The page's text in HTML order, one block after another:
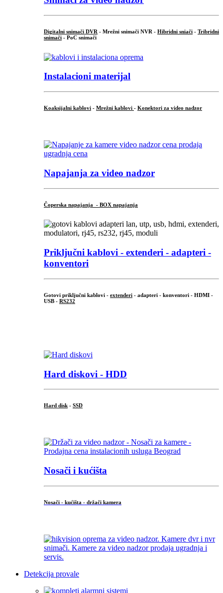
Digitalni snimači DVR - Mrežni snimači NVR - Hibridni sniači - Tribridni
snimači - PoC snimači
Instalacioni materijal
Koaksijalni kablovi - Mrežni kablovi - Konektori za video nadzor
Napajanja za video nadzor
Čoperska napajanja - BOX napajanja
Priključni kablovi - extenderi - adapteri -
konventori
Gotovi priključni kablovi - extenderi - adapteri - konventori - HDMI -
USB - RS232
Hard diskovi - HDD
Hard disk - SSD
Nosači i kućišta
Nosači - kućišta - držači kamera
Detekcija provale